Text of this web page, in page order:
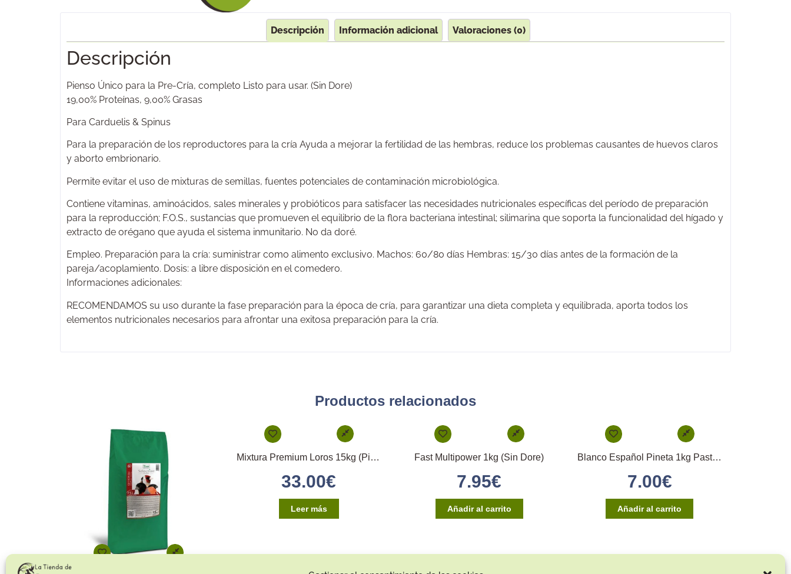
Descripción Información adicional Valoraciones (0)
Descripción
Pienso Único para la Pre-Cría, completo Listo para usar. (Sin Dore)
19,00% Proteínas, 9,00% Grasas
Para Carduelis & Spinus
Para la preparación de los reproductores para la cría Ayuda a mejorar la fertilidad de las hembras, reduce los problemas causantes de huevos claros
y aborto embrionario.
Permite evitar el uso de mixturas de semillas, fuentes potenciales de contaminación microbiológica.
Contiene vitaminas, aminoácidos, sales minerales y probióticos para satisfacer las necesidades nutricionales específicas del período de preparación
para la reproducción; F.O.S., sustancias que promueven el equilibrio de la flora bacteriana intestinal; silimarina que soporta la funcionalidad del hígado y
extracto de orégano que ayuda el sistema inmunitario. No da doré.
Empleo. Preparación para la cría: suministrar como alimento exclusivo. Machos: 60/80 días Hembras: 15/30 días antes de la formación de la
pareja/acoplamiento. Dosis: a libre disposición en el comedero.
Informaciones adicionales:
RECOMENDAMOS su uso durante la fase preparación para la época de cría, para garantizar una dieta completa y equilibrada, aporta todos los
elementos nutricionales necesarios para afrontar una exitosa preparación para la cría.
Productos relacionados
Mixtura Premium Loros 15kg (Pineta)
33.00€
Leer más
Fast Multipower 1kg (Sin Dore)
7.95€
Añadir al carrito
Blanco Español Pineta 1kg Pasta Blanca Mórbida
7.00€
Añadir al carrito